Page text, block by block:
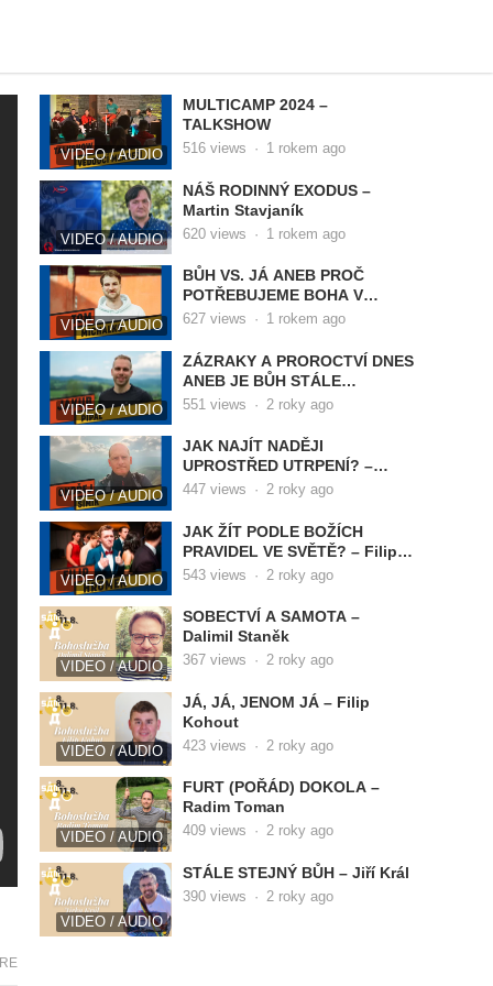
VIDEO / AUDIO
MULTICAMP 2024 –
TALKSHOW
516 views · 1 rokem ago
VIDEO / AUDIO
NÁŠ RODINNÝ EXODUS –
Martin Stavjaník
620 views · 1 rokem ago
VIDEO / AUDIO
BŮH VS. JÁ ANEB PROČ
POTŘEBUJEME BOHA V
NAŠEM ŽIVOTĚ – Tomáš
627 views · 1 rokem ago
VIDEO / AUDIO
ZÁZRAKY A PROROCTVÍ DNES
ANEB JE BŮH STÁLE
AKTIVNÍ? – Jakub Pípal
551 views · 2 roky ago
VIDEO / AUDIO
JAK NAJÍT NADĚJI
UPROSTŘED UTRPENÍ? –
Ondřej Šimik
447 views · 2 roky ago
VIDEO / AUDIO
JAK ŽÍT PODLE BOŽÍCH
PRAVIDEL VE SVĚTĚ? – Filip
Hromek
543 views · 2 roky ago
VIDEO / AUDIO
SOBECTVÍ A SAMOTA –
Dalimil Staněk
367 views · 2 roky ago
VIDEO / AUDIO
JÁ, JÁ, JENOM JÁ – Filip
Kohout
423 views · 2 roky ago
VIDEO / AUDIO
FURT (POŘÁD) DOKOLA –
Radim Toman
409 views · 2 roky ago
VIDEO / AUDIO
STÁLE STEJNÝ BŮH – Jiří Král
390 views · 2 roky ago